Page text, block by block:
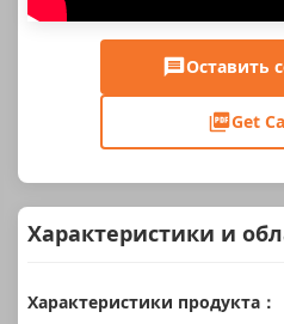
Оставить
Get
Характеристики и
Характеристики продукта：